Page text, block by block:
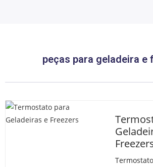
peças para geladeira e